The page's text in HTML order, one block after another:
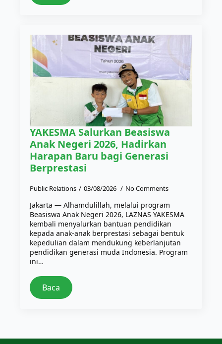
YAKESMA Salurkan Beasiswa
Anak Negeri 2026, Hadirkan
Harapan Baru bagi Generasi
Berprestasi
Public Relations 03/08/2026 No Comments
Jakarta — Alhamdulillah, melalui program
Beasiswa Anak Negeri 2026, LAZNAS YAKESMA
kembali menyalurkan bantuan pendidikan
kepada anak-anak berprestasi sebagai bentuk
kepedulian dalam mendukung keberlanjutan
pendidikan generasi muda Indonesia. Program
ini…
Baca